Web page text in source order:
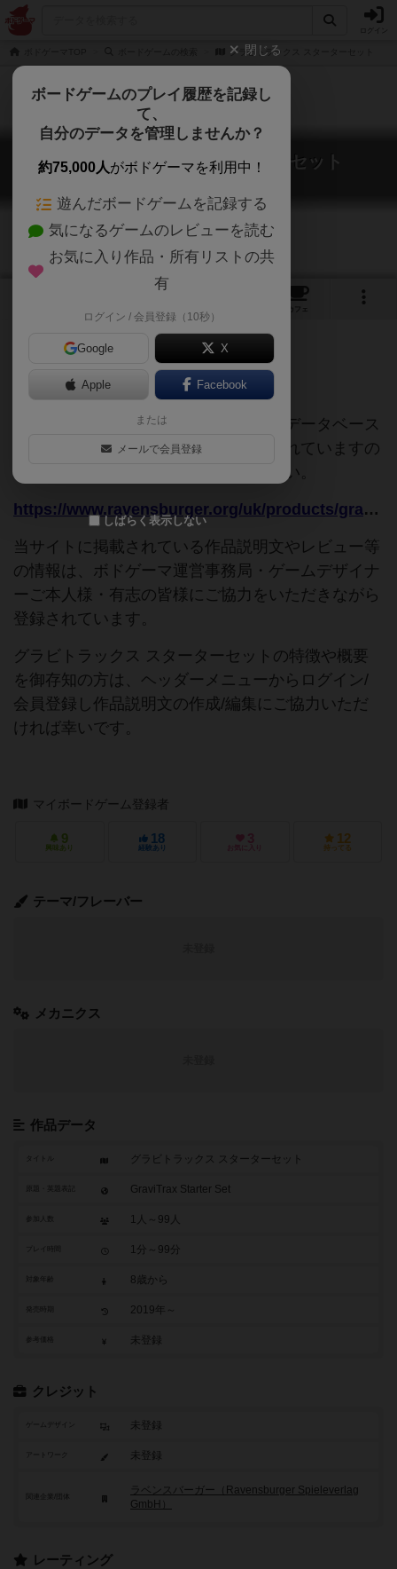
グラビトラックス スターターセット
グラビトラックス スターターセット
GraviTrax Starter Set
カフェ
ご協力ください
このページは情報が不足しています。データベース
追加申請時に以下の参考URLが入力されていますの
で、よろしければこちらもご覧ください。
https://www.ravensburger.org/uk/products/gravitrax/gravitrax-starter-set/gravitrax-starter-set-27597/index.html
当サイトに掲載されている作品説明文やレビュー等
の情報は、ボドゲーマ運営事務局・ゲームデザイナ
ーご本人様・有志の皆様にご協力をいただきながら
登録されています。
グラビトラックス スターターセットの特徴や概要
を御存知の方は、ヘッダーメニューからログイン/
会員登録し作品説明文の作成/編集にご協力いただ
ければ幸いです。
マイボードゲーム登録者
9
興味あり
18
経験あり
3
お気に入り
12
持ってる
テーマ/フレーバー
メカニクス
作品データ
タイトル グラビトラックス スターターセット
GraviTrax Starter Set
参加人数 1人～99人
1分～99分
8歳から
2019年～
参考価格 未登録
クレジット
ゲームデザイン 未登録
アートワーク 未登録
ラベンスバーガー（Ravensburger Spieleverlag
GmbH）
レーティング
閉じる
ボードゲームのプレイ履歴を記録し
て、
自分のデータを管理しませんか？
約75,000人がボドゲーマを利用中！
遊んだボードゲームを記録する
気になるゲームのレビューを読む
お気に入り作品・所有リストの共
有
ログイン / 会員登録（10秒）
Google X
Apple Facebook
または
メールで会員登録
しばらく表示しない